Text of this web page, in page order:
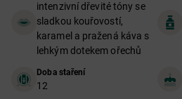
intenzivní dřevité tóny se
sladkou kouřovostí,
karamel a pražená káva s
lehkým dotekem ořechů
Doba staření
12